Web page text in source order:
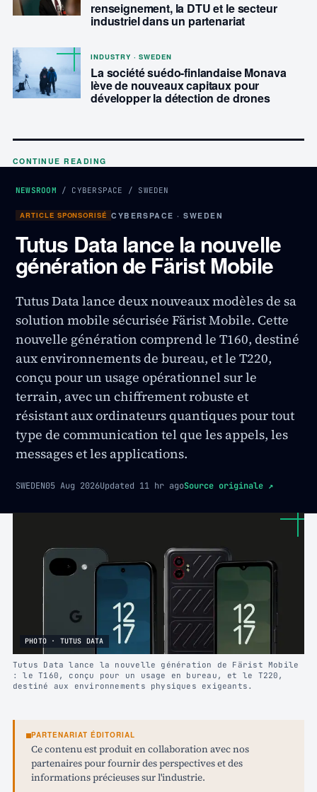
renseignement, la DTU et le secteur
industriel dans un partenariat
INDUSTRY · SWEDEN
La société suédo-finlandaise Monava
lève de nouveaux capitaux pour
développer la détection de drones
CONTINUE READING
NEWSROOM / CYBERSPACE / SWEDEN
ARTICLE SPONSORISÉ CYBERSPACE · SWEDEN
Tutus Data lance la nouvelle
génération de Färist Mobile
Tutus Data lance deux nouveaux modèles de sa
solution mobile sécurisée Färist Mobile. Cette
nouvelle génération comprend le T160, destiné
aux environnements de bureau, et le T220,
conçu pour un usage opérationnel sur le
terrain, avec un chiffrement robuste et
résistant aux ordinateurs quantiques pour tout
type de communication tel que les appels, les
messages et les applications.
SWEDEN05 Aug 2026Updated 11 hr agoSource originale ↗
PHOTO · TUTUS DATA
Tutus Data lance la nouvelle génération de Färist Mobile
: le T160, conçu pour un usage en bureau, et le T220,
destiné aux environnements physiques exigeants.
PARTENARIAT ÉDITORIAL
Ce contenu est produit en collaboration avec nos
partenaires pour fournir des perspectives et des
informations précieuses sur l'industrie.